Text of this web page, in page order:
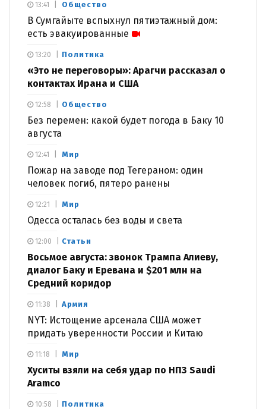
Общество
В Сумгайыте вспыхнул пятиэтажный дом:
есть эвакуированные
13:41
Политика
«Это не переговоры»: Арагчи рассказал о
контактах Ирана и США
13:20
Общество
Без перемен: какой будет погода в Баку 10
августа
12:58
Мир
Пожар на заводе под Тегераном: один
человек погиб, пятеро ранены
12:41
Мир
Одесса осталась без воды и света
12:21
Статьи
Восьмое августа: звонок Трампа Алиеву,
диалог Баку и Еревана и $201 млн на
Средний коридор
12:00
Армия
NYT: Истощение арсенала США может
придать уверенности России и Китаю
11:38
Мир
Хуситы взяли на себя удар по НПЗ Saudi
Aramco
11:18
Политика
10:58